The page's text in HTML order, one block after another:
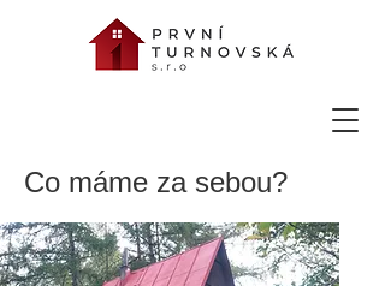
Co máme za sebou?